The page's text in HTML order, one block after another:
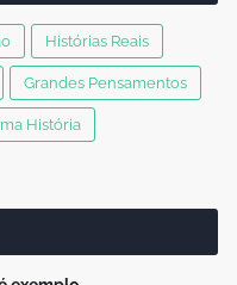
Histórias Reais
Grandes Pensamentos
História